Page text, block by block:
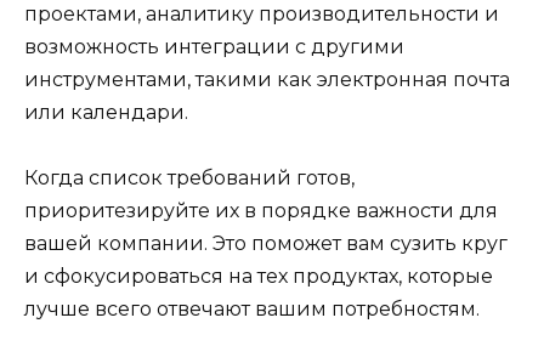
проектами, аналитику производительности и
возможность интеграции с другими
инструментами, такими как электронная почта
или календари.
Когда список требований готов,
приоритезируйте их в порядке важности для
вашей компании. Это поможет вам сузить круг
и сфокусироваться на тех продуктах, которые
лучше всего отвечают вашим потребностям.